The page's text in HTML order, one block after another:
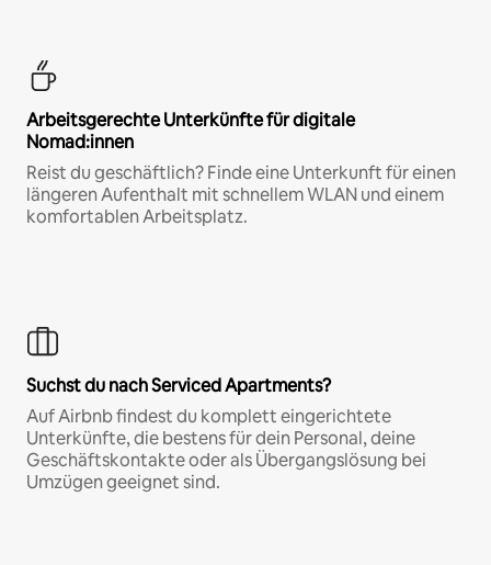
Arbeitsgerechte Unterkünfte für digitale
Nomad:innen
Reist du geschäftlich? Finde eine Unterkunft für einen
längeren Aufenthalt mit schnellem WLAN und einem
komfortablen Arbeitsplatz.
Suchst du nach Serviced Apartments?
Auf Airbnb findest du komplett eingerichtete
Unterkünfte, die bestens für dein Personal, deine
Geschäftskontakte oder als Übergangslösung bei
Umzügen geeignet sind.